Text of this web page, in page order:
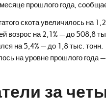
прошлого года,
скота увеличилось на
возрос на 2,1% — до 508,8
на 5,4% — до 1,8 тыс. тонн.
на уровне прошлого года
за